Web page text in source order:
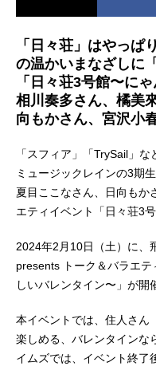
「日々荘」はやっぱ
の温かいまなざしに
「日々荘3号館〜に
相川奏多さん、橘美
向もかさん、宮沢小
「スフィア」「TrySail」
ミュージックレインの3期
夏目ここなさん、日向もか
エティイベント「⽇々荘3号
2024年2月10日（土）に、
presents トーク＆バラエ
しいバレンタイン〜」が開
本イベントでは、住人さん
楽しめる、バレンタイン
イムズでは、イベント終了